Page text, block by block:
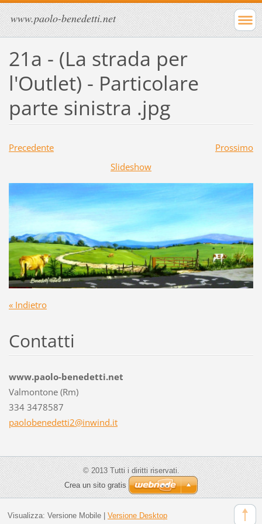
www.paolo-benedetti.net
21a - (La strada per
l'Outlet) - Particolare
parte sinistra .jpg
Precedente
Prossimo
Slideshow
« Indietro
Contatti
www.paolo-benedetti.net
Valmontone (Rm)
334 3478587
paolobenedetti2@inwind.it
© 2013 Tutti i diritti riservati.
Crea un sito gratis
Visualizza: Versione Mobile| Versione Desktop